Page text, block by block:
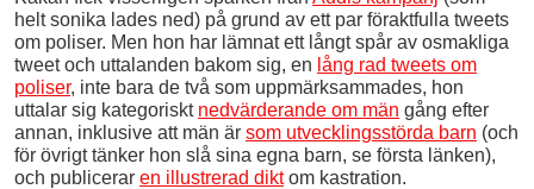
helt sonika lades ned) på grund av ett par föraktfulla tweets
om poliser. Men hon har lämnat ett långt spår av osmakliga
tweet och uttalanden bakom sig, en lång rad tweets om
poliser, inte bara de två som uppmärksammades, hon
uttalar sig kategoriskt nedvärderande om män gång efter
annan, inklusive att män är som utvecklingsstörda barn (och
för övrigt tänker hon slå sina egna barn, se första länken),
och publicerar en illustrerad diktom kastration.